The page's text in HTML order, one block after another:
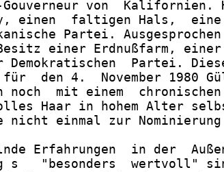
von  Kalifornien.
einen  faltigen Hals,
Partei.
einer Erdnußfarm,
Demokratischen  Partei.
den 4.  November 1980
noch  mit einem
Haar in hohem Alter
nicht einmal zur
Erfahrungen  in der
s   "besonders  wertvoll"